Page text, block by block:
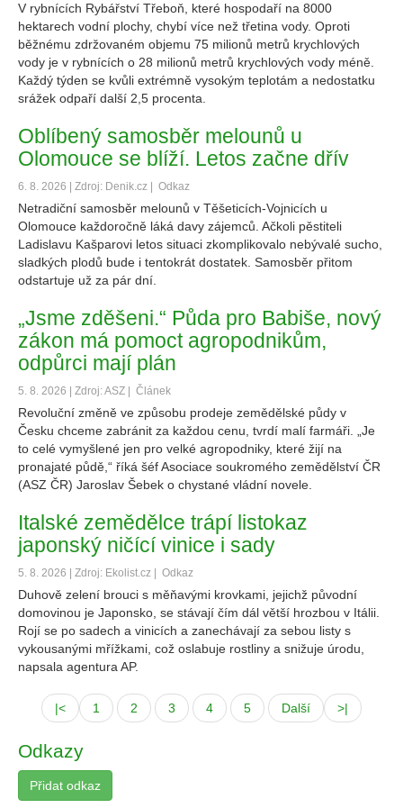
V rybnících Rybářství Třeboň, které hospodaří na 8000
hektarech vodní plochy, chybí více než třetina vody. Oproti
běžnému zdržovaném objemu 75 milionů metrů krychlových
vody je v rybnících o 28 milionů metrů krychlových vody méně.
Každý týden se kvůli extrémně vysokým teplotám a nedostatku
srážek odpaří další 2,5 procenta.
Oblíbený samosběr melounů u
Olomouce se blíží. Letos začne dřív
6. 8. 2026 | Zdroj: Denik.cz | Odkaz
Netradiční samosběr melounů v Těšeticích-Vojnicích u
Olomouce každoročně láká davy zájemců. Ačkoli pěstiteli
Ladislavu Kašparovi letos situaci zkomplikovalo nebývalé sucho,
sladkých plodů bude i tentokrát dostatek. Samosběr přitom
odstartuje už za pár dní.
„Jsme zděšeni.“ Půda pro Babiše, nový
zákon má pomoct agropodnikům,
odpůrci mají plán
5. 8. 2026 | Zdroj: ASZ | Článek
Revoluční změně ve způsobu prodeje zemědělské půdy v
Česku chceme zabránit za každou cenu, tvrdí malí farmáři. „Je
to celé vymyšlené jen pro velké agropodniky, které žijí na
pronajaté půdě,“ říká šéf Asociace soukromého zemědělství ČR
(ASZ ČR) Jaroslav Šebek o chystané vládní novele.
Italské zemědělce trápí listokaz
japonský ničící vinice i sady
5. 8. 2026 | Zdroj: Ekolist.cz | Odkaz
Duhově zelení brouci s měňavými krovkami, jejichž původní
domovinou je Japonsko, se stávají čím dál větší hrozbou v Itálii.
Rojí se po sadech a vinicích a zanechávají za sebou listy s
vykousanými mřížkami, což oslabuje rostliny a snižuje úrodu,
napsala agentura AP.
|< 1 2 3 4 5 Další >|
Odkazy
Přidat odkaz